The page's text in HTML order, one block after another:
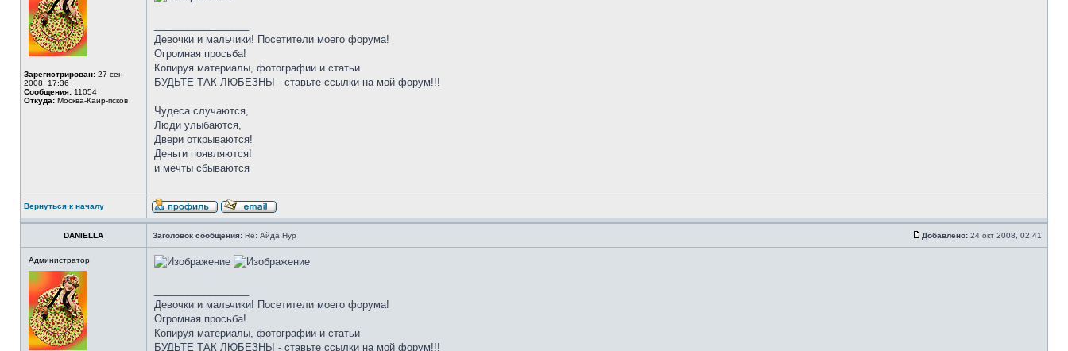
Зарегистрирован: 27 сен
2008, 17:36
Сообщения: 11054
Откуда: Москва-Каир-псков
Девочки и мальчики! Посетители моего форума!
Огромная просьба!
Копируя материалы, фотографии и статьи
БУДЬТЕ ТАК ЛЮБЕЗНЫ - ставьте ссылки на мой форум!!!
Чудеса случаются,
Люди улыбаются,
Двери открываются!
Деньги появляются!
и мечты сбываются
Вернуться к началу
DANIELLA Заголовок сообщения: Re: Айда Нур Добавлено: 24 окт 2008, 02:41
Администратор
Девочки и мальчики! Посетители моего форума!
Огромная просьба!
Копируя материалы, фотографии и статьи
БУДЬТЕ ТАК ЛЮБЕЗНЫ - ставьте ссылки на мой форум!!!